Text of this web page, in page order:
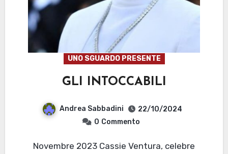
UNO SGUARDO PRESENTE
GLI INTOCCABILI
Andrea Sabbadini
22/10/2024
0 Commento
Novembre 2023 Cassie Ventura, celebre